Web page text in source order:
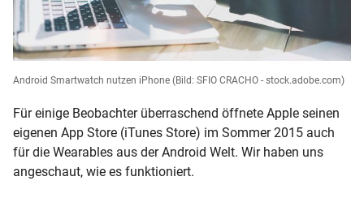
Android Smartwatch nutzen iPhone (Bild: SFIO CRACHO - stock.adobe.com)
Für einige Beobachter überraschend öffnete Apple seinen
eigenen App Store (iTunes Store) im Sommer 2015 auch
für die Wearables aus der Android Welt. Wir haben uns
angeschaut, wie es funktioniert.